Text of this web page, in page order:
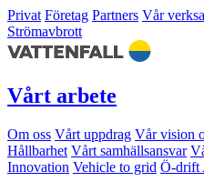
Privat Företag Partners Vår
Strömavbrott
Vårt arbete
Om oss Vårt uppdrag Vår vision
Hållbarhet Vårt samhällsansvar
Innovation Vehicle to grid Ö-drift